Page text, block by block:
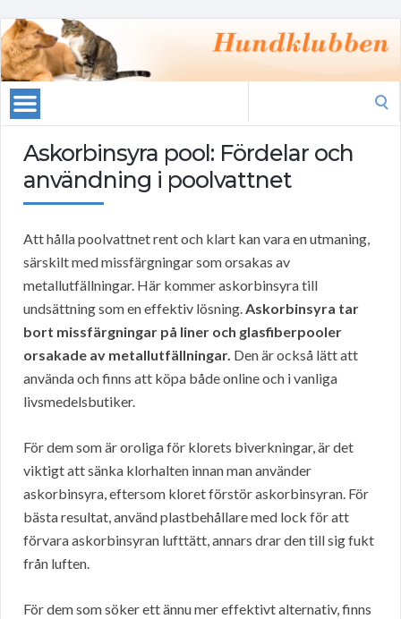
Askorbinsyra pool: Fördelar och
användning i poolvattnet
Att hålla poolvattnet rent och klart kan vara en utmaning,
särskilt med missfärgningar som orsakas av
metallutfällningar. Här kommer askorbinsyra till
undsättning som en effektiv lösning.Askorbinsyra tar
bort missfärgningar på liner och glasfiberpooler
orsakade av metallutfällningar. Den är också lätt att
använda och finns att köpa både online och i vanliga
livsmedelsbutiker.
För dem som är oroliga för klorets biverkningar, är det
viktigt att sänka klorhalten innan man använder
askorbinsyra, eftersom kloret förstör askorbinsyran. För
bästa resultat, använd plastbehållare med lock för att
förvara askorbinsyran lufttätt, annars drar den till sig fukt
från luften.
För dem som söker ett ännu mer effektivt alternativ, finns